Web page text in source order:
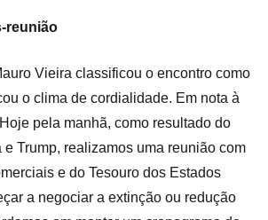
reunião
Vieira classificou o encontro como
o clima de cordialidade. Em nota à
pela manhã, como resultado do
Trump, realizamos uma reunião com
e do Tesouro dos Estados
a negociar a extinção ou redução